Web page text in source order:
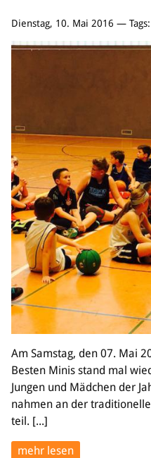
Dienstag, 10. Mai 2016 — Tags:
Am Samstag, den 07. Mai
Besten Minis stand mal
Jungen und Mädchen der
nahmen an der
teil. [...]
mehr lesen